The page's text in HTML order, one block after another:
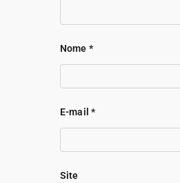
Nome *
E-mail*
Site